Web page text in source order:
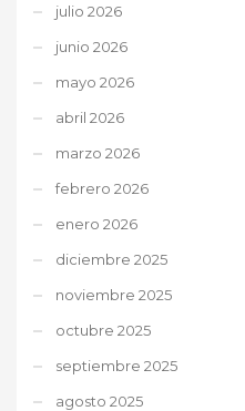
julio 2026
junio 2026
mayo 2026
abril 2026
marzo 2026
febrero 2026
enero 2026
diciembre 2025
noviembre 2025
octubre 2025
septiembre 2025
agosto 2025